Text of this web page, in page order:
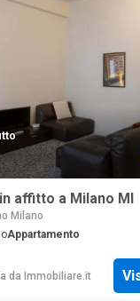
affitto a Milano MI
Milano
Appartamento
da Immobiliare.it